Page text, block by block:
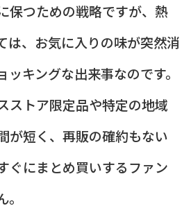
保つための戦略ですが、熱
は、お気に入りの味が突然消
ッキングな出来事なのです。
ストア限定品や特定の地域
が短く、再販の確約もない
ぐにまとめ買いするファン